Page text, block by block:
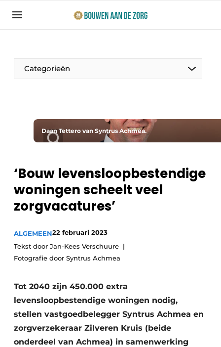
Aanmelden
Bedrijven
Bouwen aan de Zorg | Vakblad over bouw en
Evenement aanmelden
Jubileumboek
Meest gelezen
Nieuwsbrief
Privacy / Cookie statement
Vacature aanmelden
Video’s
Categorieën
Productinformatie
Evenementen
Ziekenhuizen
Woonzorg & Verpleeghuizen
Privéklinieken
Laboratoria
Daan Tettero van Syntrus Achmea.
‘Bouw levensloopbestendige
woningen scheelt veel
zorgvacatures’
ALGEMEEN22 februari 2023
Tekst door Jan-Kees Verschuure
Fotografie door Syntrus Achmea
Tot 2040 zijn 450.000 extra
levensloopbestendige woningen nodig,
stellen vastgoedbelegger Syntrus Achmea en
zorgverzekeraar Zilveren Kruis (beide
onderdeel van Achmea) in samenwerking